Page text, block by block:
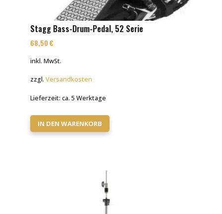
Stagg Bass-Drum-Pedal, 52 Serie
68,50 €
inkl. MwSt.
zzgl. Versandkosten
Lieferzeit: ca. 5 Werktage
IN DEN WARENKORB